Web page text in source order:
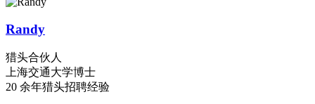
Randy
猎头合伙人
上海交通大学博士
20 余年猎头招聘经验